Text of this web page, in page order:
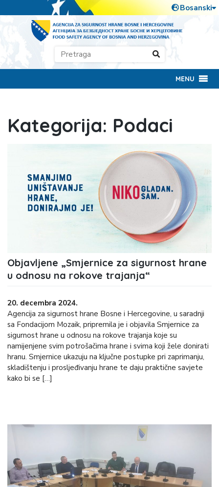
MENU
Kategorija: Podaci
Objavljene „Smjernice za sigurnost hrane
u odnosu na rokove trajanja“
20. decembra 2024.
Agencija za sigurnost hrane Bosne i Hercegovine, u saradnji
sa Fondacijom Mozaik, pripremila je i objavila Smjernice za
sigurnost hrane u odnosu na rokove trajanja koje su
namijenjene svim potrošačima hrane i svima koji žele donirati
hranu. Smjernice ukazuju na ključne postupke pri zaprimanju,
skladištenju i prosljeđivanju hrane te daju praktične savjete
kako bi se […]